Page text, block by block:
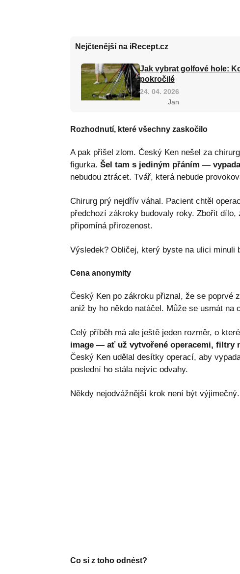
Nejčtenější na iRecept.cz
Jak vybrat golfové hole:
pokročilé
24. 04. 2026
Jan
Rozhodnutí, které všechny zaskočilo
A pak přišel zlom. Český Ken nešel za
figurka. Šel tam s jediným přáním —
nebudou ztrácet. Tvář, která nebude
Chirurg prý nejdřív váhal. Pacient chtěl
předchozí zákroky budovaly roky. Zbořit
připomíná přirozenost.
Výsledek? Obličej, který byste na ulici minuli
Cena anonymity
Český Ken po zákroku přiznal, že se poprvé
aniž by ho někdo natáčel. Může se usmát na
Celý příběh má ale ještě jeden rozměr, o
image — ať už vytvořené operacemi, filtry
Český Ken udělal desítky operací, aby
poslední ho stála nejvíc odvahy.
Někdy nejodvážnější krok není být
Co si z toho odnést?